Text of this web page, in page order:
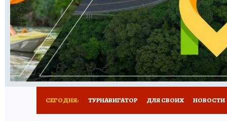
ПРЕСС-ЦЕНТР НЕДВИЖИМОСТЬ
КОЛЛЕКЦИИ КП РЕКЛАМА ОБЪЯВЛЕНИЯ
СЕГОДНЯ: ТУРНАВИГАТОР ДЛЯ СВОИХ НОВОСТИ